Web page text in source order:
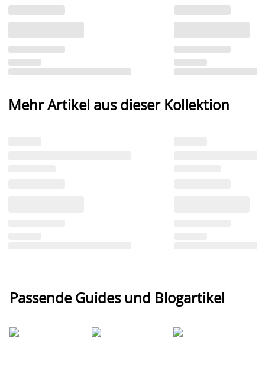
Mehr Artikel aus dieser Kollektion
Passende Guides und Blogartikel